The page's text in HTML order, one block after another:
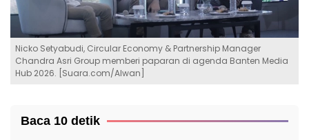
Nicko Setyabudi, Circular Economy & Partnership Manager
Chandra Asri Group memberi paparan di agenda Banten Media
Hub 2026. [Suara.com/Alwan]
Baca 10 detik